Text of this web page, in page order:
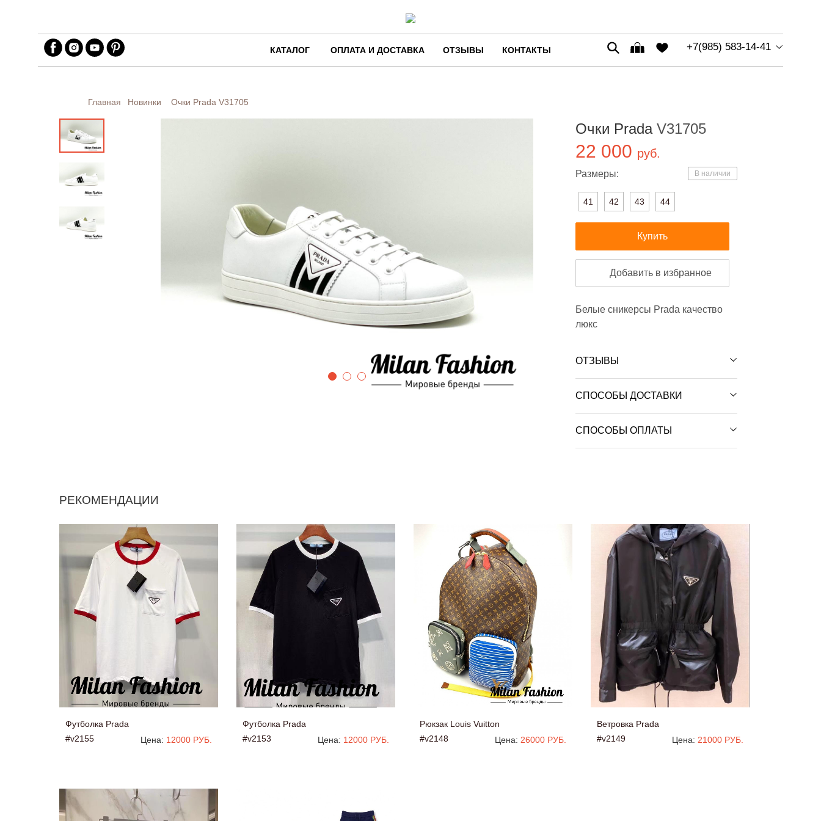
КАТАЛОГ ОПЛАТА И ДОСТАВКА ОТЗЫВЫ КОНТАКТЫ +7(985) 583-14-41
Главная Новинки Очки Prada V31705
Очки Prada V31705
22 000 руб.
В наличии
Размеры:
41 42 43 44
Купить
Добавить в избранное
Белые сникерсы Prada качество
люкс
ОТЗЫВЫ
СПОСОБЫ ДОСТАВКИ
СПОСОБЫ ОПЛАТЫ
РЕКОМЕНДАЦИИ
Футболка Prada
#v2155
Цена: 12000 РУБ.
Футболка Prada
#v2153
Цена: 12000 РУБ.
Рюкзак Louis Vuitton
#v2148
Цена: 26000 РУБ.
Ветровка Prada
#v2149
Цена: 21000 РУБ.